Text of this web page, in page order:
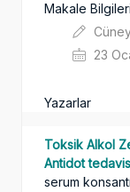
Makale Bilgileri
23
Yazarlar
Toksik Alkol
Antidot
serum